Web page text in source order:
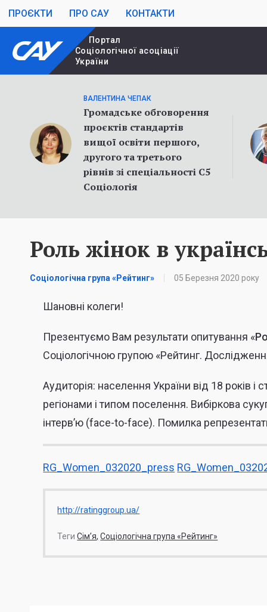
ПРОЄКТИ ПРО САУ КОНТАКТИ
Портал
Cоціологічної асоціації
України
ВАЛЕНТИНА ЧЕПАК
Громадське обговорення
проєктів стандартів
вищої освіти першого,
другого та третього
рівнів зі спеціальності С5
Соціологія
Роль жінок в
Соціологічна група «Рейтинг» 05 Березня 2020 року
Шановні колеги!
Презентуємо Вам результати опитування «
Соціологічною групою «Рейтинг.
Аудиторія: населення України від 18 років і
регіонами і типом поселення. Вибіркова
інтерв’ю (face-to-face). Помилка
RG_Women_032020_press
http://ratinggroup.ua/
Теги Сім’я Соціологічна група «Рейтинг»